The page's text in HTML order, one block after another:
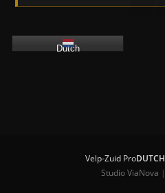
Dutch
Velp-Zuid ProDUTCH
Studio ViaNova |